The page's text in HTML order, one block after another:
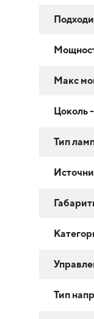
Макс
Цоколь
Тип
Тип